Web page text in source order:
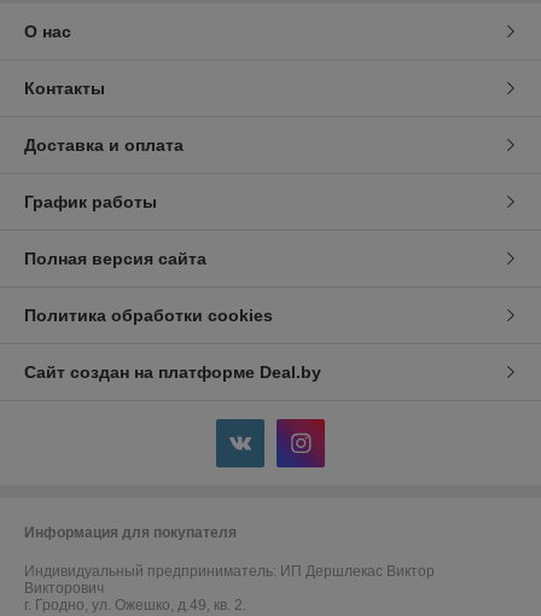
О нас
Контакты
Доставка и оплата
График работы
Полная версия сайта
Политика обработки cookies
Сайт создан на платформе Deal.by
Информация для покупателя
Индивидуальный предприниматель: ИП Дершлекас Виктор
Викторович
г. Гродно, ул. Ожешко, д.49, кв. 2.